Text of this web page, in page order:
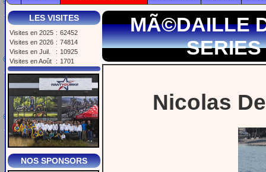
LES VISITES
Visites en 2025 : 62452
Visites en 2026 : 74814
Visites en Juil.
: 10925
Visites en Août
: 1701
NOS SPONSORS
MÃ©DAILLE
Nicolas